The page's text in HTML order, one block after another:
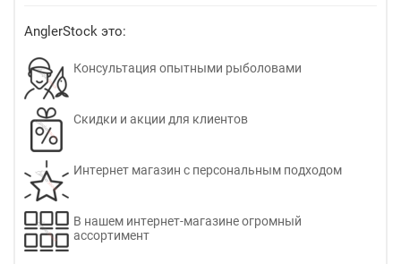
AnglerStock это:
Консультация опытными рыболовами
Скидки и акции для клиентов
Интернет магазин с персональным подходом
В нашем интернет-магазине огромный
ассортимент